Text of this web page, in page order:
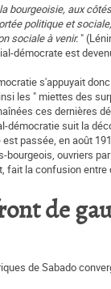
bourgeoisie, aux
politique et
sociale à venir."
démocrate est
s'appuyait
les " miettes des
ces dernières
démocratie suit la
passée, en août
ouvriers
fait la confusion
de
de Sabado